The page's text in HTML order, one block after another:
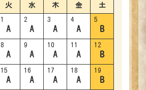
火 水 木 金 土
1
A
2
A
3
A
4
A
5
B
8
A
9
A
10
A
11
A
12
B
15
A
16
A
17
A
18
A
19
B